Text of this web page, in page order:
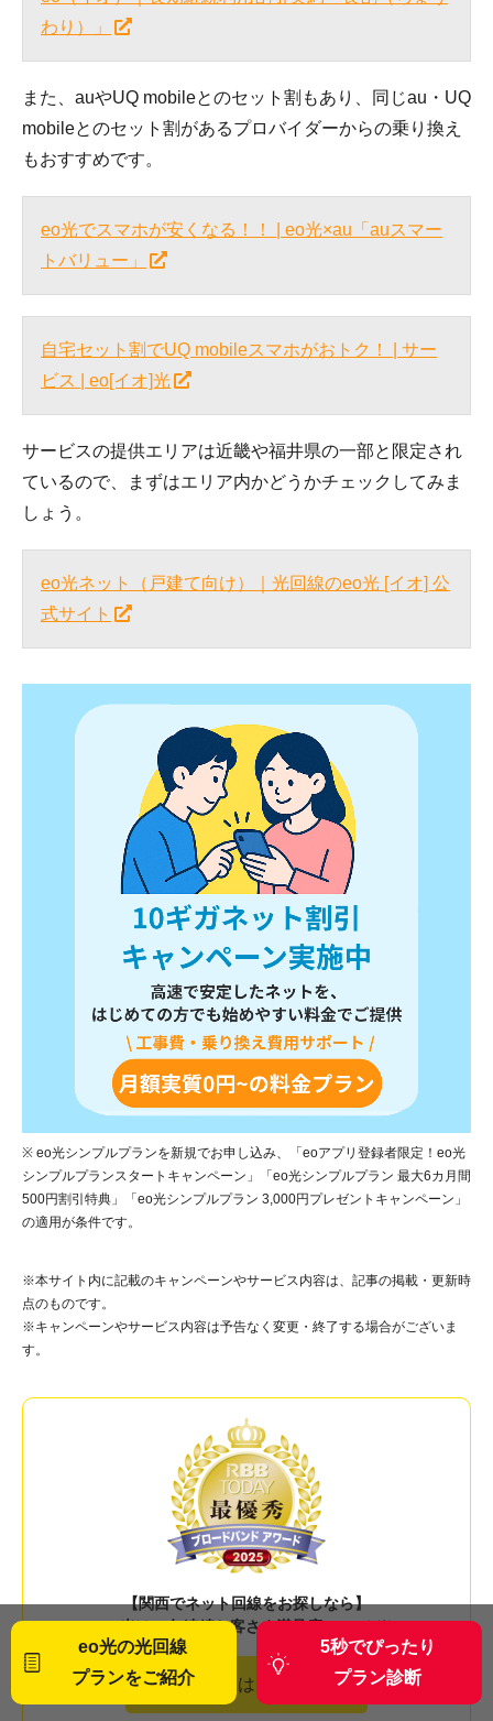
わり）」
また、auやUQ mobileとのセット割もあり、同じau・UQ
mobileとのセット割があるプロバイダーからの乗り換え
もおすすめです。
eo光でスマホが安くなる！！ | eo光×au「auスマー
トバリュー」
自宅セット割でUQ mobileスマホがおトク！ | サー
ビス | eo[イオ]光
サービスの提供エリアは近畿や福井県の一部と限定され
ているので、まずはエリア内かどうかチェックしてみま
しょう。
eo光ネット（戸建て向け）｜光回線のeo光 [イオ] 公
式サイト
※ eo光シンプルプランを新規でお申し込み、「eoアプリ登録者限定！eo光
シンプルプランスタートキャンペーン」「eo光シンプルプラン 最大6カ月間
500円割引特典」「eo光シンプルプラン 3,000円プレゼントキャンペーン」
の適用が条件です。
※本サイト内に記載のキャンペーンやサービス内容は、記事の掲載・更新時
点のものです。
※キャンペーンやサービス内容は予告なく変更・終了する場合がございま
す。
【関西でネット回線をお探しなら】
eo光は19年連続お客さま満足度 No.1！※
詳しくはこちら
eo光の光回線
プランをご紹介
5秒でぴったり
プラン診断